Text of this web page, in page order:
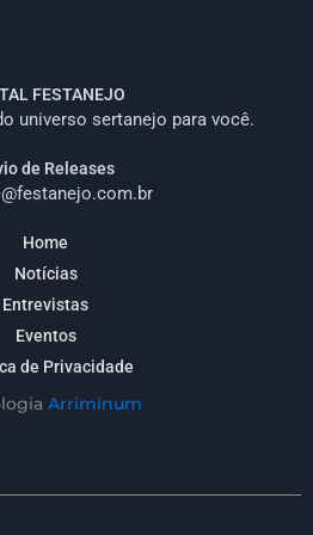
FESTANEJO
universo sertanejo para você.
de Releases
Home
Notícias
Entrevistas
Eventos
de Privacidade
Arriminum